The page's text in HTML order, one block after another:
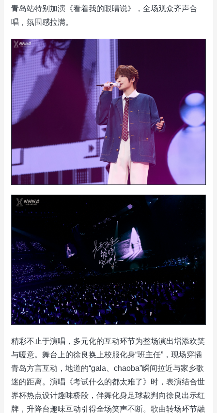
青岛站特别加演《看着我的眼睛说》，全场观众齐声合
唱，氛围感拉满。
精彩不止于演唱，多元化的互动环节为整场演出增添欢笑
与暖意。舞台上的徐良换上校服化身“班主任”，现场穿插
青岛方言互动，地道的“gala、chaoba”瞬间拉近与家乡歌
迷的距离。演唱《考试什么的都太难了》时，表演结合世
界杯热点设计趣味桥段，伴舞化身足球裁判向徐良出示红
牌，升降台趣味互动引得全场笑声不断。歌曲转场环节融